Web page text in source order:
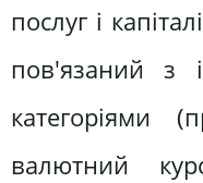
послуг і
пов'язаний з
категоріями
валютний